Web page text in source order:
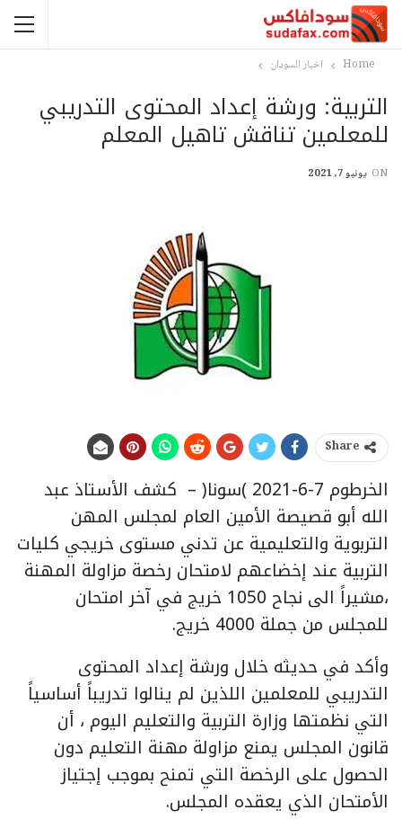
Home اخبار السودان
التربية: ورشة إعداد المحتوى التدريبي
للمعلمين تناقش تاهيل المعلم
ON يونيو 7, 2021
Share
الخرطوم 7-6-2021 )سونا( – كشف الأستاذ عبد
الله أبو قصيصة الأمين العام لمجلس المهن
التربوية والتعليمية عن تدني مستوى خريجي كليات
التربية عند إخضاعهم لامتحان رخصة مزاولة المهنة
،مشيراً الى نجاح 1050 خريج في آخر امتحان
للمجلس من جملة 4000 خريج.
وأكد في حديثه خلال ورشة إعداد المحتوى
التدريبي للمعلمين اللذين لم ينالوا تدريباً أساسياً
التي نظمتها وزارة التربية والتعليم اليوم ، أن
قانون المجلس يمنع مزاولة مهنة التعليم دون
الحصول على الرخصة التي تمنح بموجب إجتياز
الأمتحان الذي يعقده المجلس.